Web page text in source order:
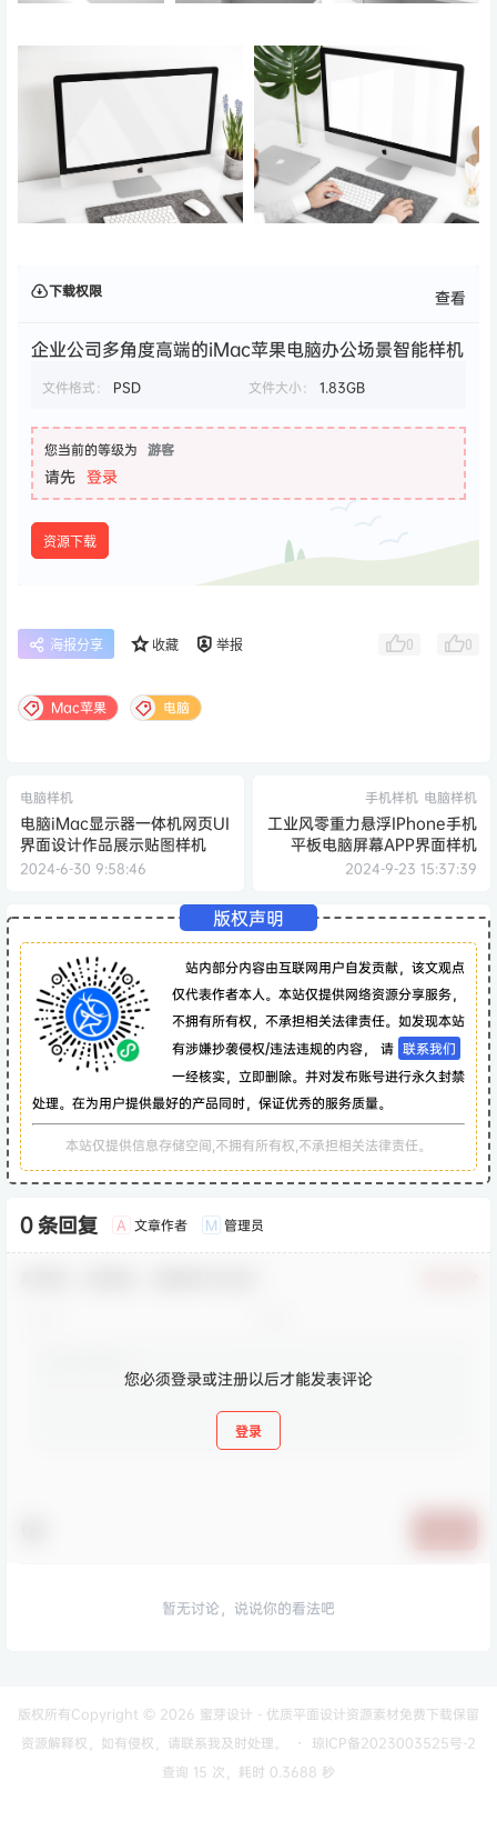
下载权限 查看
企业公司多角度高端的iMac苹果电脑办公场景智能样机
文件格式： PSD 文件大小： 1.83GB
您当前的等级为 游客
请先 登录
资源下载
海报分享 收藏 举报 0 0
Mac苹果 电脑
电脑样机
电脑iMac显示器一体机网页UI
界面设计作品展示贴图样机
2024-6-30 9:58:46
手机样机 电脑样机
工业风零重力悬浮IPhone手机
平板电脑屏幕APP界面样机
2024-9-23 15:37:39
版权声明
站内部分内容由互联网用户自发贡献，该文观点
仅代表作者本人。本站仅提供网络资源分享服务，
不拥有所有权，不承担相关法律责任。如发现本站
有涉嫌抄袭侵权/违法违规的内容， 请 联系我们
一经核实，立即删除。并对发布账号进行永久封禁
处理。在为用户提供最好的产品同时，保证优秀的服务质量。
本站仅提供信息存储空间,不拥有所有权,不承担相关法律责任。
0 条回复 A 文章作者 M 管理员
您必须登录或注册以后才能发表评论
登录
暂无讨论，说说你的看法吧
版权所有Copyright © 2026 蜜芽设计 - 优质平面设计资源素材免费下载保留
资源解释权，如有侵权，请联系我及时处理。
・
琼ICP备2023003525号-2
查询 15 次，耗时 0.3688 秒